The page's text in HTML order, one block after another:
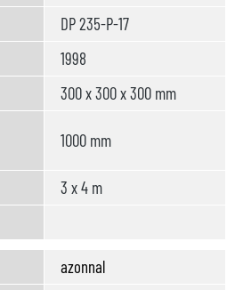
DP 235-P-17
1998
300 x 300 x 300 mm
1000 mm
3 x 4 m
azonnal